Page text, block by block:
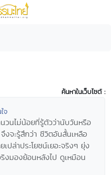
ค้นหาในเว็บไซต์ :
จ
วนไม่น้อยที่รู้ตัวว่านับวันหรือ
งจะรู้สึกว่า ชีวิตอันสั้นเหลือ
เปล่าประโยชน์เยอะจริงๆ ยุ่ง
มองย้อนหลังไป ดูเหมือน